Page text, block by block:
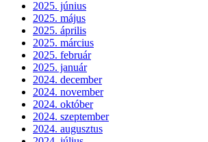
2025. június
2025. május
2025. április
2025. március
2025. február
2025. január
2024. december
2024. november
2024. október
2024. szeptember
2024. augusztus